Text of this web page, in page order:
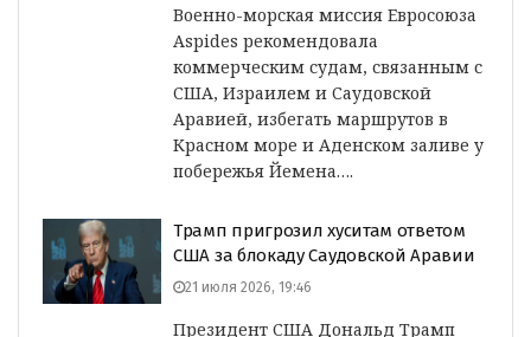
Военно-морская миссия Евросоюза
Aspides рекомендовала
коммерческим судам, связанным с
США, Израилем и Саудовской
Аравией, избегать маршрутов в
Красном море и Аденском заливе у
побережья Йемена….
Трамп пригрозил хуситам ответом
США за блокаду Саудовской Аравии
21 июля 2026, 19:46
Президент США Дональд Трамп